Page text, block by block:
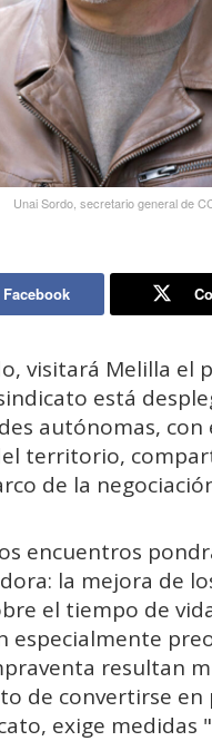
Unai Sordo, secretario general de
visitará Melilla el
está
autónomas, con
territorio,
de la
encuentros
la mejora de
el tiempo de
especialmente
resultan
de convertirse
exige medidas